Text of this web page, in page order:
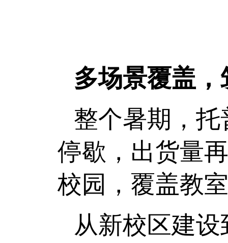
多场景覆盖
整个暑期，
停歇，出货量
校园，覆盖教
从新校区建